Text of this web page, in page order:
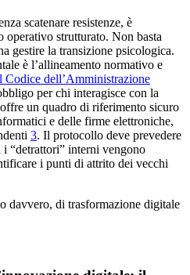
scatenare resistenze, è
operativo strutturato. Non basta
gestire la transizione psicologica.
è l’allineamento normativo e
Codice dell’Amministrazione
per chi interagisce con la
un quadro di riferimento sicuro
e delle firme elettroniche,
3. Il protocollo deve prevedere
“detrattori” interni vengono
i punti di attrito dei vecchi
davvero, di trasformazione digitale